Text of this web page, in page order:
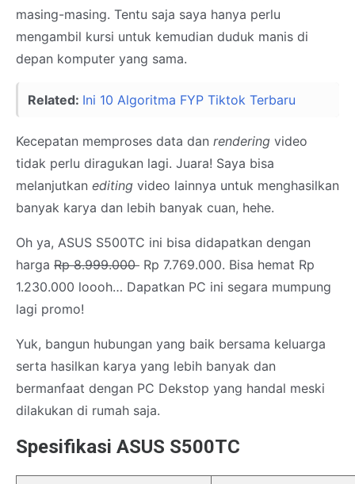
masing-masing. Tentu saja saya hanya perlu
mengambil kursi untuk kemudian duduk manis di
depan komputer yang sama.
Related: Ini 10 Algoritma FYP Tiktok Terbaru
Kecepatan memproses data dan rendering video
tidak perlu diragukan lagi. Juara! Saya bisa
melanjutkan editing video lainnya untuk menghasilkan
banyak karya dan lebih banyak cuan, hehe.
Oh ya, ASUS S500TC ini bisa didapatkan dengan
harga Rp 8.999.000 Rp 7.769.000. Bisa hemat Rp
1.230.000 loooh… Dapatkan PC ini segara mumpung
lagi promo!
Yuk, bangun hubungan yang baik bersama keluarga
serta hasilkan karya yang lebih banyak dan
bermanfaat dengan PC Dekstop yang handal meski
dilakukan di rumah saja.
Spesifikasi ASUS S500TC